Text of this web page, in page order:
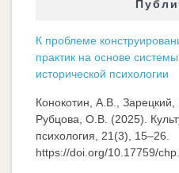
К проблеме
практик на основе
исторической психологии
Конокотин, А.В.,
Рубцова, О.В. (2025).
психология, 21(3), 15–26.
https://doi.org/10.17759/